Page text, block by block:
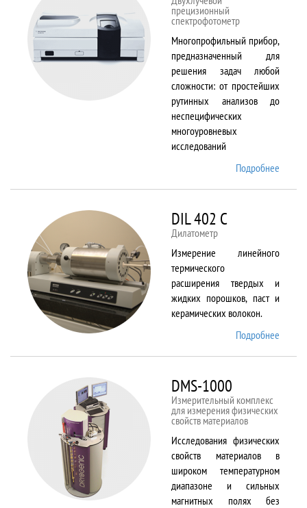
прецизионный
спектрофотометр
Многопрофильный прибор,
предназначенный для
решения задач любой
сложности: от простейших
рутинных анализов до
неспецифических
многоуровневых
исследований
Подробнее
DIL 402 C
Дилатометр
Измерение линейного
термического
расширения твердых и
жидких порошков, паст и
керамических волокон.
Подробнее
DMS-1000
Измерительный комплекс
для измерения физических
свойств материалов
Исследования физических
свойств материалов в
широком температурном
диапазоне и сильных
магнитных полях без